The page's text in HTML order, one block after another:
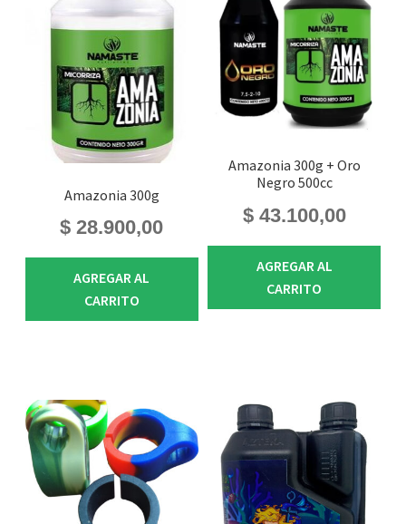
Amazonia 300g
$ 28.900,00
AGREGAR AL
CARRITO
Amazonia 300g + Oro
Negro 500cc
$43.100,00
AGREGAR AL
CARRITO